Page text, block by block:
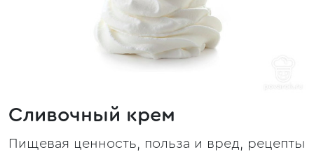
Сливочный крем
Пищевая ценность, польза и вред, рецепты